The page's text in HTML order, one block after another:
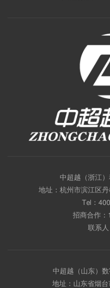
中超越（浙江）
地址：杭州市滨江区
Tel：
招商合作：
联系
中超越（山东）
地址：山东省烟